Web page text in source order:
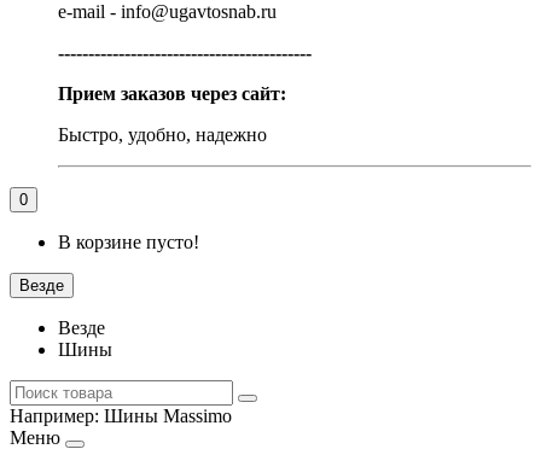
e-mail - info@ugavtosnab.ru
------------------------------------------
Прием заказов через сайт:
Быстро, удобно, надежно
0
В корзине пусто!
Везде
Везде
Шины
Например: Шины Massimo
Меню